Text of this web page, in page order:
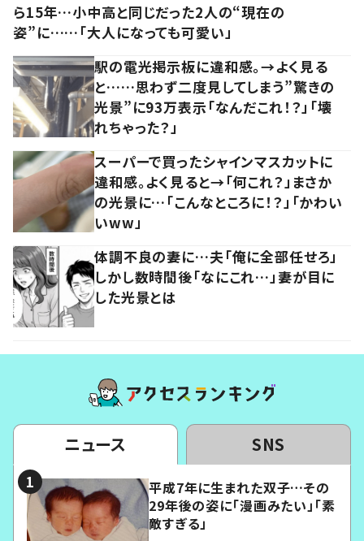
ら15年…小中高と同じだった2人の“現在の
姿”に……「大人になっても可愛い」
駅の電光掲示板に違和感。→よく見る
と……思わず二度見してしまう”驚きの
光景”に93万表示「なんだこれ！？」「壊
れちゃった？」
スーパーで買ったシャインマスカットに
違和感。よく見ると→「何これ？」まさか
の光景に…「こんなところに！？」「かわい
いww」
体調不良の妻に…夫「俺に全部任せろ」
しかし数時間後「なにこれ…」妻が目に
した光景とは
ニュース SNS
平成7年に生まれた双子…その
29年後の姿に「漫画みたい」「素
敵すぎる」